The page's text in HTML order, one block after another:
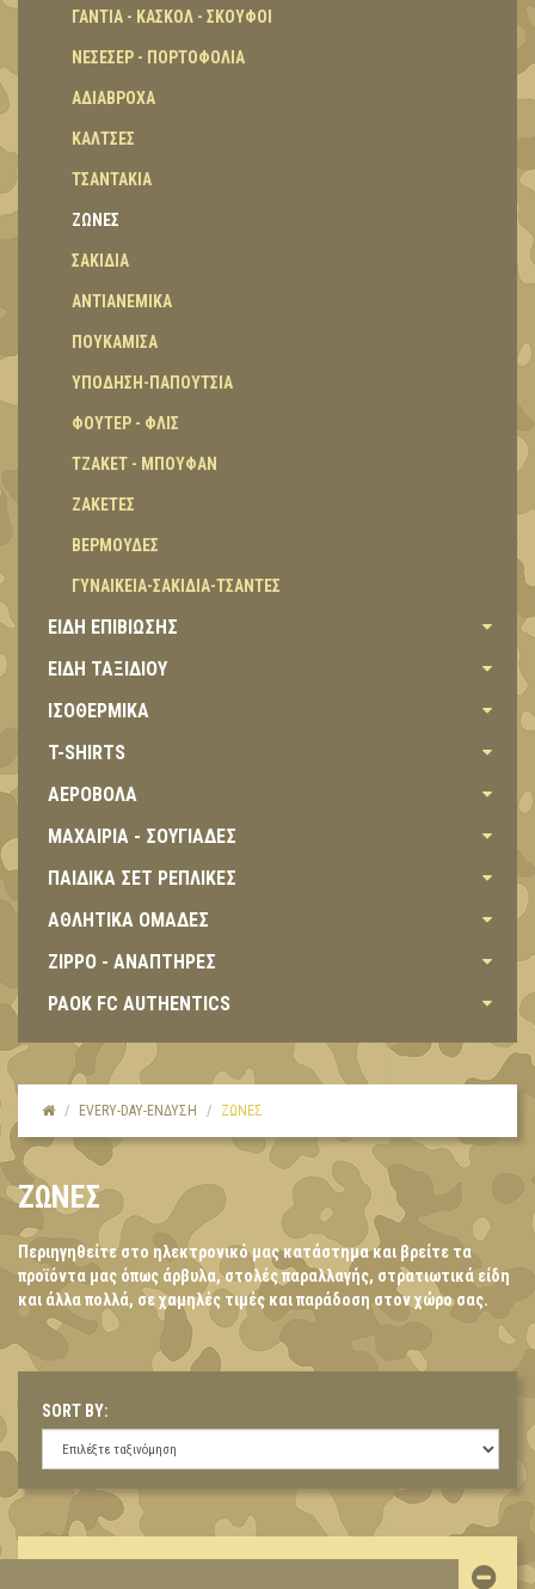
ΓΑΝΤΙΑ - ΚΑΣΚΟΛ - ΣΚΟΥΦΟΙ
ΝΕΣΕΣΕΡ - ΠΟΡΤΟΦΟΛΙΑ
ΑΔΙΑΒΡΟΧΑ
ΚΑΛΤΣΕΣ
ΤΣΑΝΤΑΚΙΑ
ΖΩΝΕΣ
ΣΑΚΙΔΙΑ
ΑΝΤΙΑΝΕΜΙΚΑ
ΠΟΥΚΑΜΙΣΑ
ΥΠΟΔΗΣΗ-ΠΑΠΟΥΤΣΙΑ
ΦΟΥΤΕΡ - ΦΛΙΣ
ΤΖΑΚΕΤ - ΜΠΟΥΦΑΝ
ΖΑΚΕΤΕΣ
BEΡΜΟΥΔΕΣ
ΓΥΝΑΙΚΕΙΑ-ΣΑΚΙΔΙΑ-ΤΣΑΝΤΕΣ
ΕΙΔΗ ΕΠΙΒΙΩΣΗΣ
ΕΙΔΗ ΤΑΞΙΔΙΟΥ
ΙΣΟΘΕΡΜΙΚΑ
T-SHIRTS
ΑΕΡΟΒΟΛΑ
ΜΑΧΑΙΡΙΑ - ΣΟΥΓΙΑΔΕΣ
ΠΑΙΔΙΚΑ ΣΕΤ ΡΕΠΛΙΚΕΣ
ΑΘΛΗΤΙΚΑ ΟΜΑΔΕΣ
ZIPPO - ΑΝΑΠΤΗΡΕΣ
PAOK FC AUTHENTICS
EVERY-DAY-ΕΝΔΥΣΗ ΖΩΝΕΣ
ΖΩΝΕΣ
Περιηγηθείτε στο ηλεκτρονικό μας κατάστημα και βρείτε τα
προϊόντα μας όπως άρβυλα, στολές παραλλαγής, στρατιωτικά είδη
και άλλα πολλά, σε χαμηλές τιμές και παράδοση στον χώρο σας.
SORT BY: